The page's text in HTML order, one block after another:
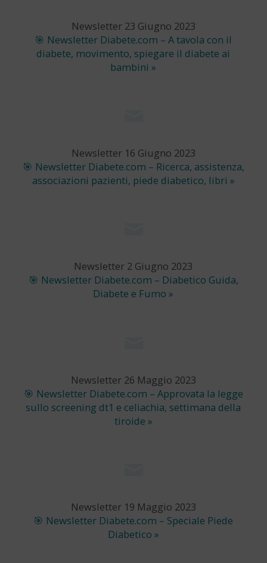
Newsletter 23 Giugno 2023
🎯 Newsletter Diabete.com – A tavola con il
diabete, movimento, spiegare il diabete ai
bambini »
Newsletter 16 Giugno 2023
🎯 Newsletter Diabete.com – Ricerca, assistenza,
associazioni pazienti, piede diabetico, libri »
Newsletter 2 Giugno 2023
🎯 Newsletter Diabete.com – Diabetico Guida,
Diabete e Fumo »
Newsletter 26 Maggio 2023
🎯 Newsletter Diabete.com – Approvata la legge
sullo screening dt1 e celiachia, settimana della
tiroide »
Newsletter 19 Maggio 2023
🎯 Newsletter Diabete.com – Speciale Piede
Diabetico »